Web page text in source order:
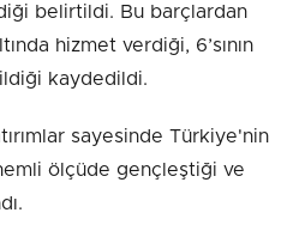
belirtildi. Bu barçlardan
hizmet verdiği, 6’sının
kaydedildi.
sayesinde Türkiye'nin
ölçüde gençleştiği ve